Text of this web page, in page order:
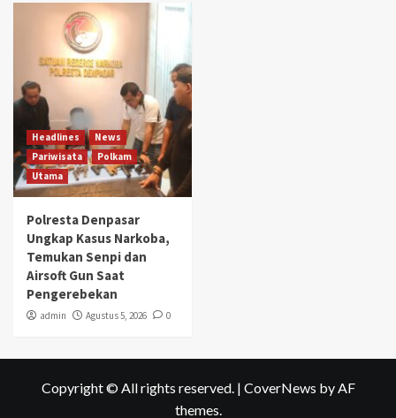
Headlines
News
Pariwisata
Polkam
Utama
Polresta Denpasar
Ungkap Kasus Narkoba,
Temukan Senpi dan
Airsoft Gun Saat
Pengerebekan
admin Agustus 5, 2026 0
Copyright © All rights reserved. | CoverNews by AF
themes.